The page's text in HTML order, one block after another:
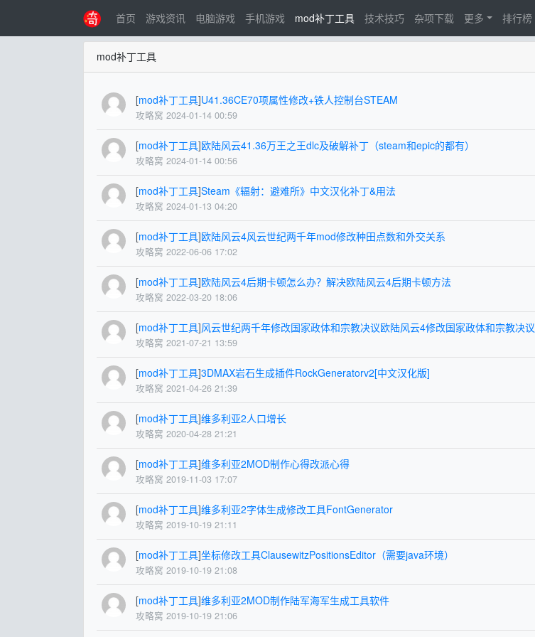
首页 游戏资讯 电脑游戏 手机游戏 mod补丁工具 技术技巧 杂项下载 更多 排行榜
mod补丁工具
[mod补丁工具]U41.36CE70项属性修改+铁人控制台STEAM
攻略窝 2024-01-14 00:59
[mod补丁工具]欧陆风云41.36万王之王dlc及破解补丁（steam和epic的都有）
攻略窝 2024-01-14 00:56
[mod补丁工具]Steam《辐射：避难所》中文汉化补丁&用法
攻略窝 2024-01-13 04:20
[mod补丁工具]欧陆风云4风云世纪两千年mod修改种田点数和外交关系
攻略窝 2022-06-06 17:02
[mod补丁工具]欧陆风云4后期卡顿怎么办？解决欧陆风云4后期卡顿方法
攻略窝 2022-03-20 18:06
[mod补丁工具]风云世纪两千年修改国家政体和宗教决议欧陆风云4修改国家政体和宗教决议
攻略窝 2021-07-21 13:59
[mod补丁工具]3DMAX岩石生成插件RockGeneratorv2[中文汉化版]
攻略窝 2021-04-26 21:39
[mod补丁工具]维多利亚2人口增长
攻略窝 2020-04-28 21:21
[mod补丁工具]维多利亚2MOD制作心得改派心得
攻略窝 2019-11-03 17:07
[mod补丁工具]维多利亚2字体生成修改工具FontGenerator
攻略窝 2019-10-19 21:11
[mod补丁工具]坐标修改工具ClausewitzPositionsEditor（需要java环境）
攻略窝 2019-10-19 21:08
[mod补丁工具]维多利亚2MOD制作陆军海军生成工具软件
攻略窝 2019-10-19 21:06